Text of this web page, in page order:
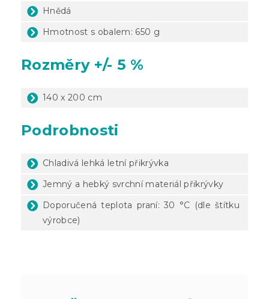
Hnědá
Hmotnost s obalem: 650 g
Rozměry +/- 5 %
140 x 200 cm
Podrobnosti
Chladivá lehká letní přikrývka
Jemný a hebký svrchní materiál přikrývky
Doporučená teplota praní: 30 °C (dle štítku
výrobce)